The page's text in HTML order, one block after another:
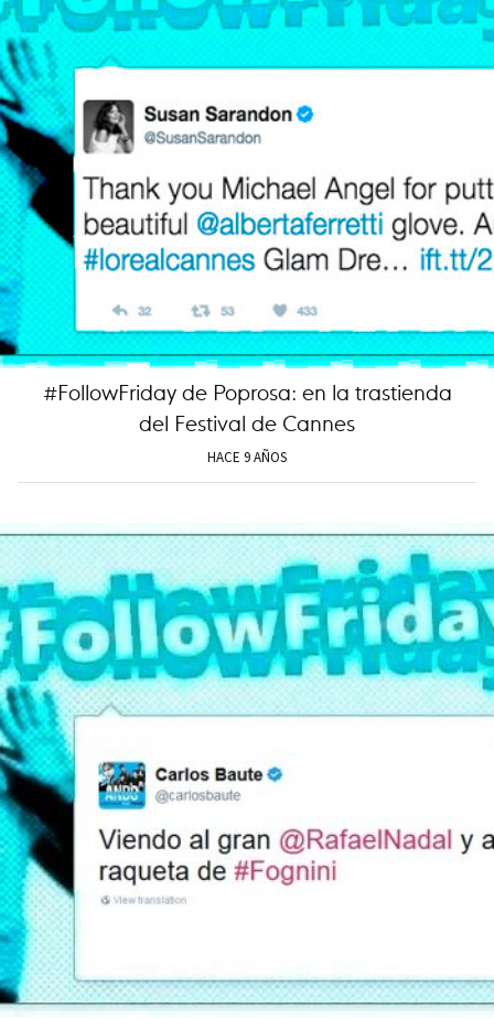
#FollowFriday de Poprosa: en la trastienda
del Festival de Cannes
HACE 9 AÑOS